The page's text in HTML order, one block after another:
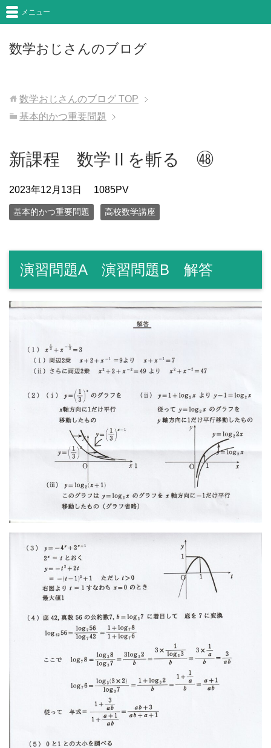
数学おじさんのブログ
メニュー
数学おじさんのブログ TOP
基本的かつ重要問題
新課程 数学Ⅱを斬る ㊽
2023年12月13日 1085PV
基本的かつ重要問題 高校数学講座
演習問題A 演習問題B 解答